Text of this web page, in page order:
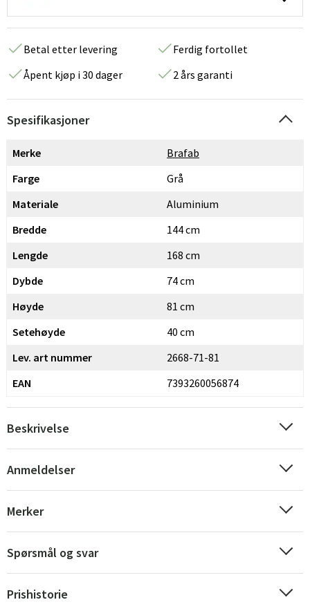
Sverige
Norge
Suomi
Betal etter levering
Ferdig fortollet
Åpent kjøp i 30 dager
2 års garanti
Spesifikasjoner
Merke
Brafab
Farge
Grå
Materiale
Aluminium
Bredde
144 cm
Lengde
168 cm
Dybde
74 cm
Høyde
81 cm
Setehøyde
40 cm
Lev. art nummer
2668-71-81
EAN
7393260056874
Beskrivelse
Anmeldelser
Merker
Spørsmål og svar
Prishistorie